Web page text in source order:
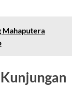
Mahaputera